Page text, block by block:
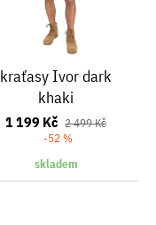
kraťasy Ivor dark
khaki
1 199 Kč 2 499 Kč
-52 %
skladem